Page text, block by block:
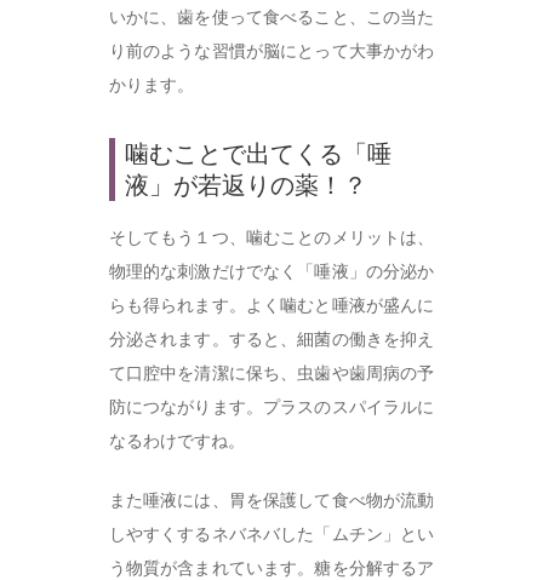
いかに、歯を使って食べること、この当た
り前のような習慣が脳にとって大事かがわ
かります。
噛むことで出てくる「唾
液」が若返りの薬！？
そしてもう１つ、噛むことのメリットは、
物理的な刺激だけでなく「唾液」の分泌か
らも得られます。よく噛むと唾液が盛んに
分泌されます。すると、細菌の働きを抑え
て口腔中を清潔に保ち、虫歯や歯周病の予
防につながります。プラスのスパイラルに
なるわけですね。
また唾液には、胃を保護して食べ物が流動
しやすくするネバネバした「ムチン」とい
う物質が含まれています。糖を分解するア